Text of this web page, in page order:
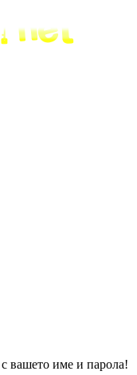
с вашето име и парола!